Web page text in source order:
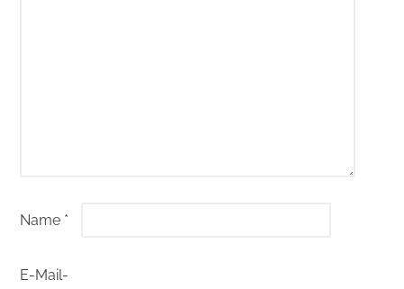
Name *
E-Mail-